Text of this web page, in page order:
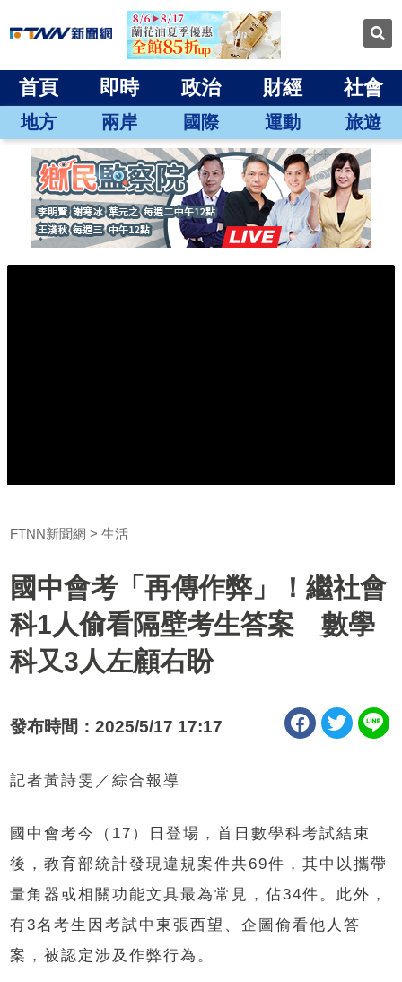
首頁 即時 政治 財經 社會
地方 兩岸 國際 運動 旅遊
FTNN新聞網 生活
國中會考「再傳作弊」！繼社會
科1人偷看隔壁考生答案 數學
科又3人左顧右盼
發布時間：2025/5/17 17:17
記者黃詩雯／綜合報導
國中會考今（17）日登場，首日數學科考試結束
後，教育部統計發現違規案件共69件，其中以攜帶
量角器或相關功能文具最為常見，佔34件。此外，
有3名考生因考試中東張西望、企圖偷看他人答
案，被認定涉及作弊行為。